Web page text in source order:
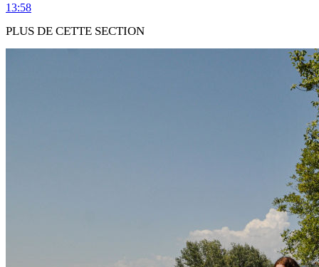
13:58
PLUS DE CETTE SECTION